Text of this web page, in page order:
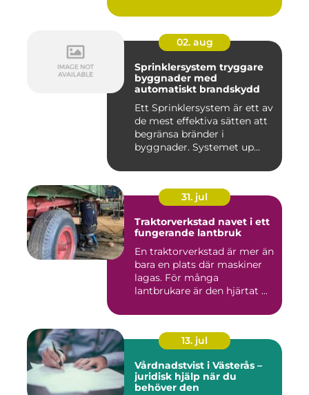
02. aug
Sprinklersystem tryggare
byggnader med
automatiskt brandskydd
Ett Sprinklersystem är ett av
de mest effektiva sätten att
begränsa bränder i
byggnader. Systemet up...
31. jul
Traktorverkstad navet i ett
fungerande lantbruk
En traktorverkstad är mer än
bara en plats där maskiner
lagas. För många
lantbrukare är den hjärtat ...
13. jul
Vårdnadstvist i Västerås –
juridisk hjälp när du
behöver den